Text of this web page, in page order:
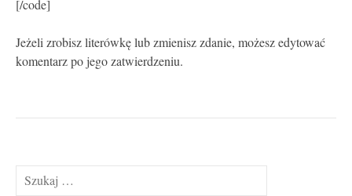
[/code]
Jeżeli zrobisz literówkę lub zmienisz zdanie, możesz edytować
komentarz po jego zatwierdzeniu.
Szukaj: